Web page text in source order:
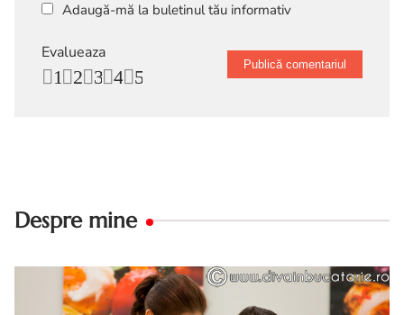
Adaugă-mă la buletinul tău informativ
Evalueaza
5
4
3
2
1
Despre mine